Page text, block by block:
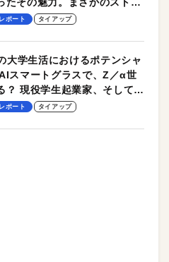
たその魅力。まさかのストレ
載
レポート タイアップ
大学生活におけるポテンシャ
スマートグラスで、Z／α世
？ 現役学生起業家、そして教
会レポート【PR】
レポート タイアップ